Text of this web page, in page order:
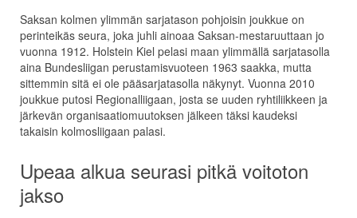
Saksan kolmen ylimmän sarjatason pohjoisin joukkue on
perinteikäs seura, joka juhli ainoaa Saksan-mestaruuttaan jo
vuonna 1912. Holstein Kiel pelasi maan ylimmällä sarjatasolla
aina Bundesliigan perustamisvuoteen 1963 saakka, mutta
sittemmin sitä ei ole pääsarjatasolla näkynyt. Vuonna 2010
joukkue putosi Regionalliigaan, josta se uuden ryhtiliikkeen ja
järkevän organisaatiomuutoksen jälkeen täksi kaudeksi
takaisin kolmosliigaan palasi.
Upeaa alkua seurasi pitkä voitoton
jakso